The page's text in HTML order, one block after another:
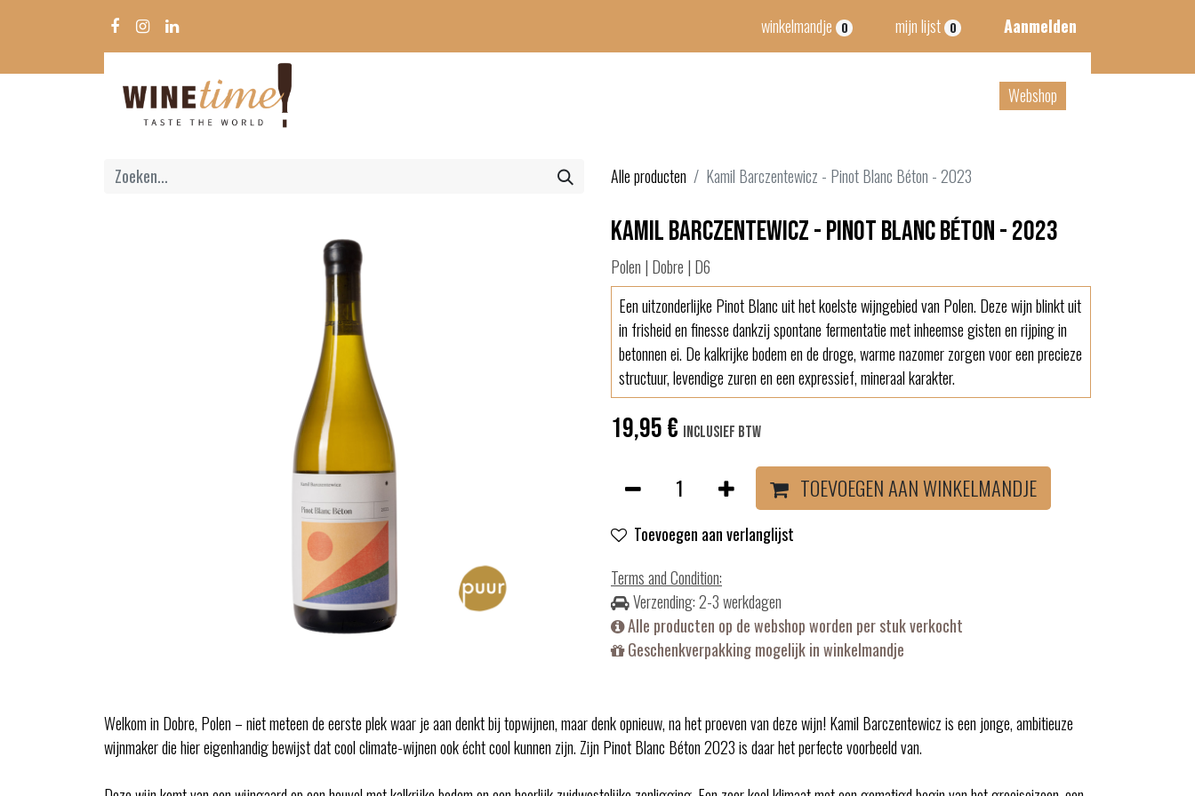
winkelmandje 0 mijn lijst 0 Aanmelden
Webshop
Alle producten Kamil Barczentewicz - Pinot Blanc Béton - 2023
Kamil Barczentewicz - Pinot Blanc Béton - 2023
Polen | Dobre | D6
Een uitzonderlijke Pinot Blanc uit het koelste wijngebied van Polen. Deze wijn blinkt uit
in frisheid en finesse dankzij spontane fermentatie met inheemse gisten en rijping in
betonnen ei. De kalkrijke bodem en de droge, warme nazomer zorgen voor een precieze
structuur, levendige zuren en een expressief, mineraal karakter.
19,95€ Inclusief btw
TOEVOEGEN AAN WINKELMANDJE
Toevoegen aan verlanglijst
Terms and Condition:
Verzending: 2-3 werkdagen
Alle producten op de webshop worden per stuk verkocht
Geschenkverpakking mogelijk in winkelmandje
Welkom in Dobre, Polen – niet meteen de eerste plek waar je aan denkt bij topwijnen, maar denk opnieuw, na het proeven van deze wijn! Kamil Barczentewicz is een jonge, ambitieuze
wijnmaker die hier eigenhandig bewijst dat cool climate-wijnen ook écht cool kunnen zijn. Zijn Pinot Blanc Béton 2023 is daar het perfecte voorbeeld van.